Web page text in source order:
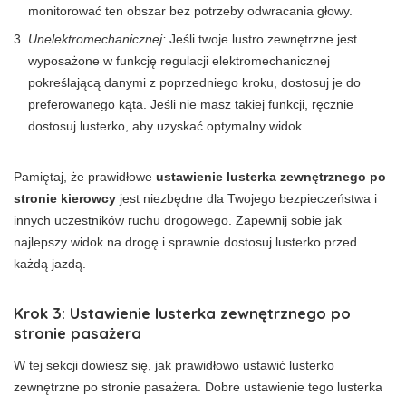
monitorować ten obszar bez potrzeby odwracania głowy.
Unelektromechanicznej: Jeśli twoje lustro zewnętrzne jest
wyposażone w funkcję regulacji elektromechanicznej
pokreślającą danymi z poprzedniego kroku, dostosuj je do
preferowanego kąta. Jeśli nie masz takiej funkcji, ręcznie
dostosuj lusterko, aby uzyskać optymalny widok.
Pamiętaj, że prawidłowe ustawienie lusterka zewnętrznego po
stronie kierowcy jest niezbędne dla Twojego bezpieczeństwa i
innych uczestników ruchu drogowego. Zapewnij sobie jak
najlepszy widok na drogę i sprawnie dostosuj lusterko przed
każdą jazdą.
Krok 3: Ustawienie lusterka zewnętrznego po
stronie pasażera
W tej sekcji dowiesz się, jak prawidłowo ustawić lusterko
zewnętrzne po stronie pasażera. Dobre ustawienie tego lusterka